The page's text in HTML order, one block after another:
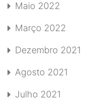
Maio 2022
Março 2022
Dezembro 2021
Agosto 2021
Julho 2021